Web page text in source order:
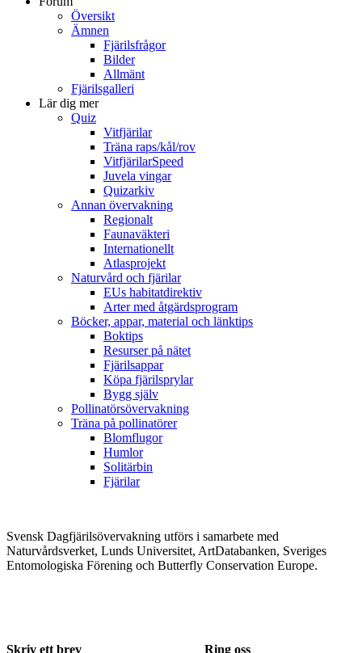
Översikt
Ämnen
Fjärilsfrågor
Bilder
Allmänt
Fjärilsgalleri
Lär dig mer
Quiz
Vitfjärilar
Träna raps/kål/rov
VitfjärilarSpeed
Juvela vingar
Quizarkiv
Annan övervakning
Regionalt
Faunaväkteri
Internationellt
Atlasprojekt
Naturvård och fjärilar
EUs habitatdirektiv
Arter med åtgärdsprogram
Böcker, appar, material och länktips
Boktips
Resurser på nätet
Fjärilsappar
Köpa fjärilsprylar
Bygg själv
Pollinatörsövervakning
Träna på pollinatörer
Blomflugor
Humlor
Solitärbin
Fjärilar
Svensk Dagfjärilsövervakning utförs i samarbete med
Naturvårdsverket, Lunds Universitet, ArtDatabanken, Sveriges
Entomologiska Förening och Butterfly Conservation Europe.
Skriv ett brev Ring oss